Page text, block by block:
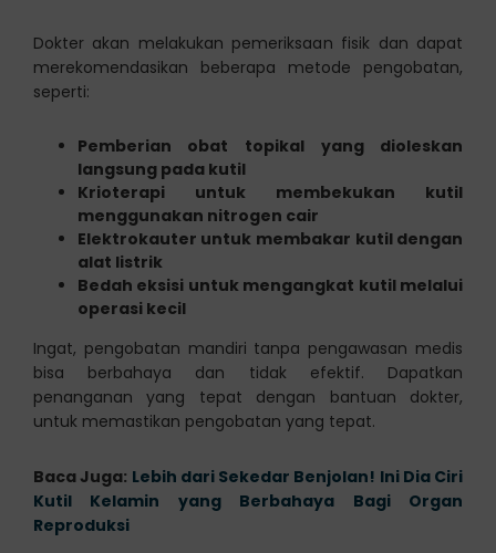
Dokter akan melakukan pemeriksaan fisik dan dapat
merekomendasikan beberapa metode pengobatan,
seperti:
Pemberian obat topikal yang dioleskan
langsung pada kutil
Krioterapi untuk membekukan kutil
menggunakan nitrogen cair
Elektrokauter untuk membakar kutil dengan
alat listrik
Bedah eksisi untuk mengangkat kutil melalui
operasi kecil
Ingat, pengobatan mandiri tanpa pengawasan medis
bisa berbahaya dan tidak efektif. Dapatkan
penanganan yang tepat dengan bantuan dokter,
untuk memastikan pengobatan yang tepat.
Baca Juga: Lebih dari Sekedar Benjolan! Ini Dia Ciri
Kutil Kelamin yang Berbahaya Bagi Organ
Reproduksi